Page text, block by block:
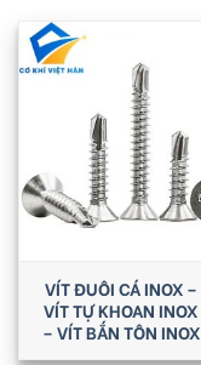
VÍT ĐUÔI CÁ INOX –
VÍT TỰ KHOAN INOX
– VÍT BẮN TÔN INOX